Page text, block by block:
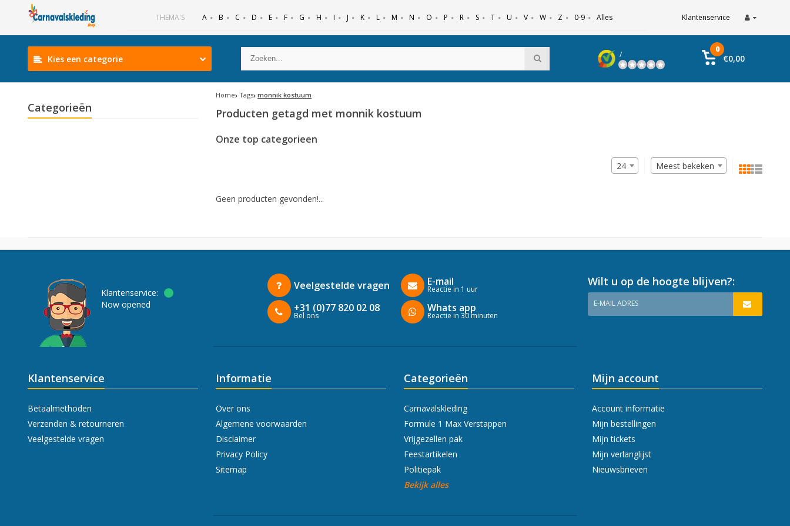
THEMA'S A B C D E F G H I J K L M N O P R S T U V W Z 0-9 Alles Klantenservice
Kies een categorie /
0
€0,00
Categorieën
Home Tags monnik kostuum
Producten getagd met monnik kostuum
Onze top categorieen
Meest bekeken
24
Geen producten gevonden!...
Klantenservice:
Now opened
Veelgestelde vragen
+31 (0)77 820 02 08
Bel ons
E-mail
Reactie in 1 uur
Whats app
Reactie in 30 minuten
Wilt u op de hoogte blijven?:
E-MAIL ADRES
Klantenservice
Betaalmethoden
Verzenden & retourneren
Veelgestelde vragen
Informatie
Over ons
Algemene voorwaarden
Disclaimer
Privacy Policy
Sitemap
Categorieën
Carnavalskleding
Formule 1 Max Verstappen
Vrijgezellen pak
Feestartikelen
Politiepak
Bekijk alles
Mijn account
Account informatie
Mijn bestellingen
Mijn tickets
Mijn verlanglijst
Nieuwsbrieven